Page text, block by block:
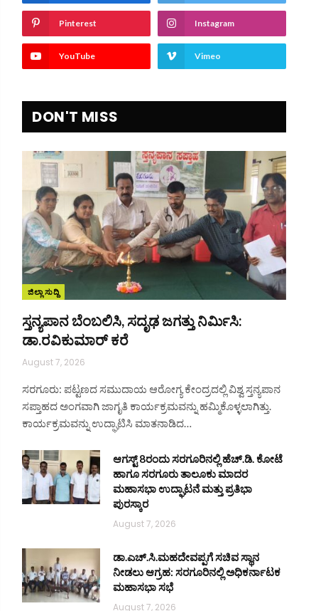
Pinterest Instagram
YouTube Vimeo
DON'T MISS
ಜಿಲ್ಲಾ ಸುದ್ದಿ
ಸ್ತನ್ಯಪಾನ ಬೆಂಬಲಿಸಿ, ಸದೃಢ ಜಗತ್ತು ನಿರ್ಮಿಸಿ:
ಡಾ.ರವಿಕುಮಾರ್ ಕರೆ
August 7, 2026
ಸರಗೂರು: ಪಟ್ಟಣದ ಸಮುದಾಯ ಆರೋಗ್ಯ ಕೇಂದ್ರದಲ್ಲಿ ವಿಶ್ವ ಸ್ತನ್ಯಪಾನ
ಸಪ್ತಾಹದ ಅಂಗವಾಗಿ ಜಾಗೃತಿ ಕಾರ್ಯಕ್ರಮವನ್ನು ಹಮ್ಮಿಕೊಳ್ಳಲಾಗಿತ್ತು.
ಕಾರ್ಯಕ್ರಮವನ್ನು ಉದ್ಘಾಟಿಸಿ ಮಾತನಾಡಿದ…
ಆಗಸ್ಟ್ 8ರಂದು ಸರಗೂರಿನಲ್ಲಿ ಹೆಚ್.ಡಿ. ಕೋಟೆ
ಹಾಗೂ ಸರಗೂರು ತಾಲೂಕು ಮಾದರ
ಮಹಾಸಭಾ ಉದ್ಘಾಟನೆ ಮತ್ತು ಪ್ರತಿಭಾ
ಪುರಸ್ಕಾರ
August 7, 2026
ಡಾ.ಎಚ್.ಸಿ.ಮಹದೇವಪ್ಪಗೆ ಸಚಿವ ಸ್ಥಾನ
ನೀಡಲು ಆಗ್ರಹ: ಸರಗೂರಿನಲ್ಲಿ ಅಧಿಕರ್ನಾಟಕ
ಮಹಾಸಭಾ ಸಭೆ
August 7, 2026